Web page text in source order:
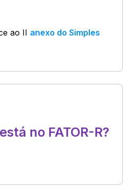
ao II anexo do Simples
no FATOR-R?